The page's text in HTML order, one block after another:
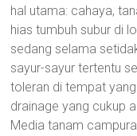
hal utama: cahaya,
hias tumbuh subur di
sedang selama
sayur-sayur tertentu
toleran di tempat
drainage yang cukup
Media tanam